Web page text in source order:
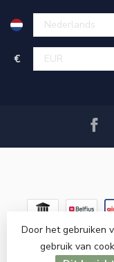
€
Door het gebruiken
gebruik van